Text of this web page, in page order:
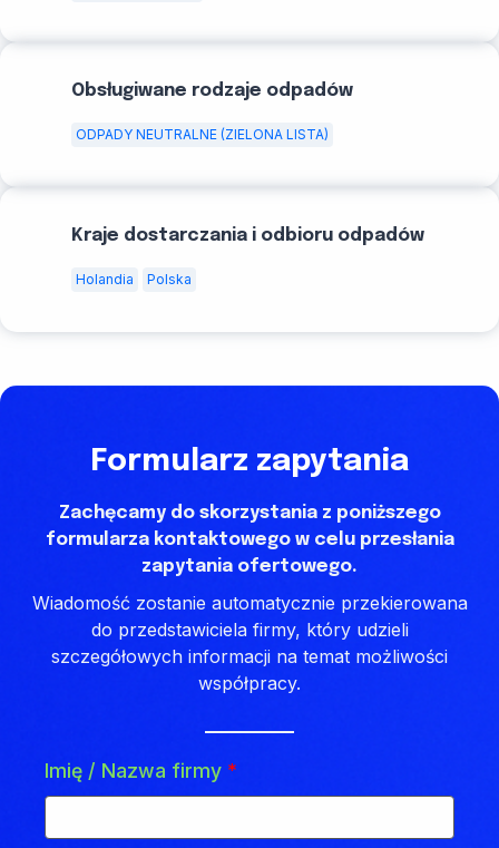
Obsługiwane rodzaje odpadów
ODPADY NEUTRALNE (ZIELONA LISTA)
Kraje dostarczania i odbioru odpadów
Holandia Polska
Formularz zapytania
Zachęcamy do skorzystania z poniższego
formularza kontaktowego w celu przesłania
zapytania ofertowego.
Wiadomość zostanie automatycznie przekierowana
do przedstawiciela firmy, który udzieli
szczegółowych informacji na temat możliwości
współpracy.
Imię / Nazwa firmy *